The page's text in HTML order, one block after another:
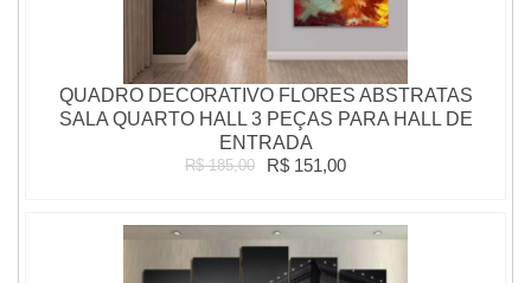
QUADRO DECORATIVO FLORES ABSTRATAS
SALA QUARTO HALL 3 PEÇAS PARA HALL DE
ENTRADA
R$ 185,00 R$ 151,00